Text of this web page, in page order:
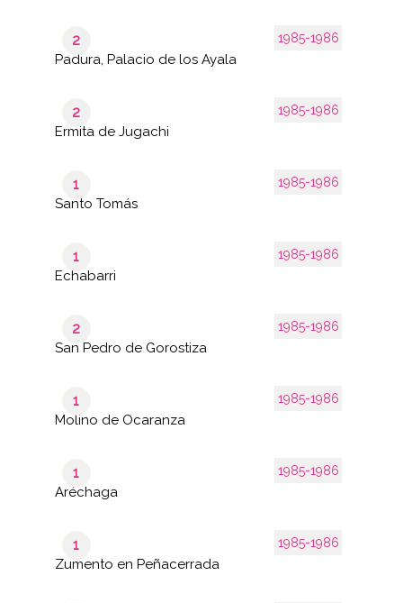
1985-1986
2
Padura, Palacio de los Ayala
1985-1986
2
Ermita de Jugachi
1985-1986
1
Santo Tomás
1985-1986
1
Echabarri
1985-1986
2
San Pedro de Gorostiza
1985-1986
1
Molino de Ocaranza
1985-1986
1
Aréchaga
1985-1986
1
Zumento en Peñacerrada